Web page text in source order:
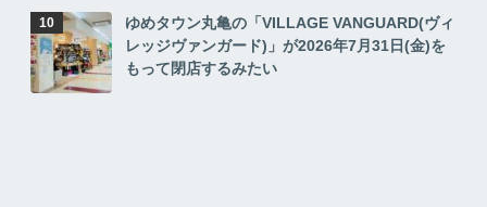
ゆめタウン丸亀の「VILLAGE VANGUARD(ヴィ
レッジヴァンガード)」が2026年7月31日(金)を
もって閉店するみたい